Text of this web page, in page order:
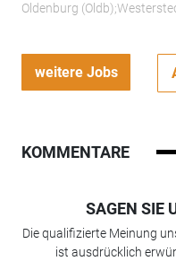
Oldenburg
weitere Jobs
KOMMENTARE
SAGEN SIE
Die qualifizierte Meinung
ist ausdrücklich